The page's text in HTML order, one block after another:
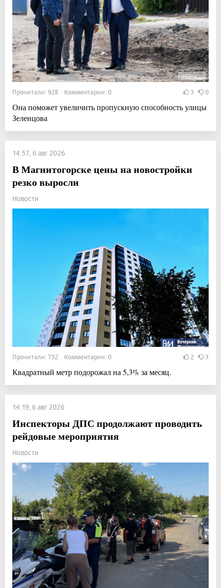
Прочитали: 928 Комментарии: 0 3 0
Она поможет увеличить пропускную способность улицы
Зеленцова
14:57, 6 авг 2026
В Магнитогорске цены на новостройки
резко выросли
Новости
Прочитали: 732 Комментарии: 0 2 3
Квадратный метр подорожал на 5,3% за месяц.
14:19, 6 авг 2026
Инспекторы ДПС продолжают проводить
рейдовые мероприятия
Новости